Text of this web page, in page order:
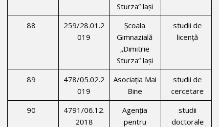
Sturza” laşi
88
259/28.01.2
019
Şcoala
Gimnazială
„Dimitrie
Sturza” laşi
studii de
licenţă
89
478/05.02.2
019
Asociaţia Mai
Bine
studii de
cercetare
90
4791/06.12.
2018
Agenţia
pentru
studii
doctorale